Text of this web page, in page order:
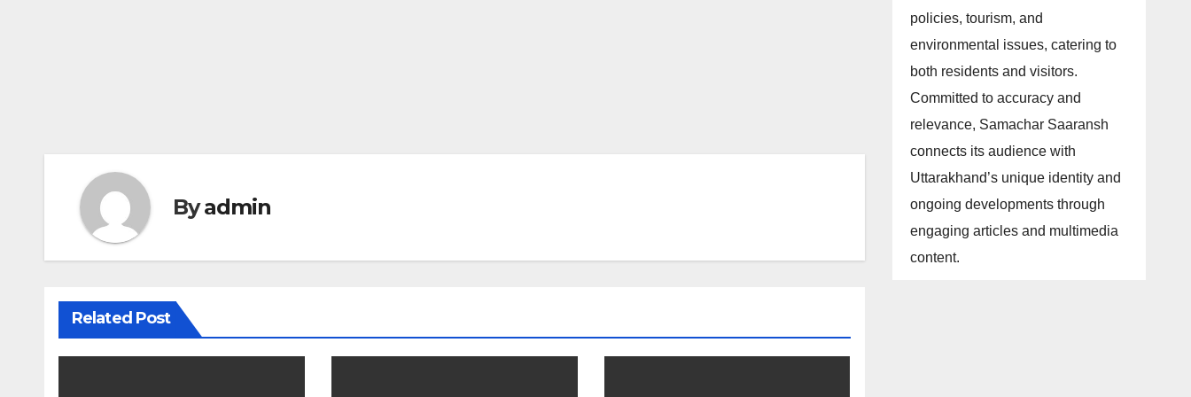
Byadmin
Related Post
policies, tourism, and
environmental issues, catering to
both residents and visitors.
Committed to accuracy and
relevance, Samachar Saaransh
connects its audience with
Uttarakhand’s unique identity and
ongoing developments through
engaging articles and multimedia
content.